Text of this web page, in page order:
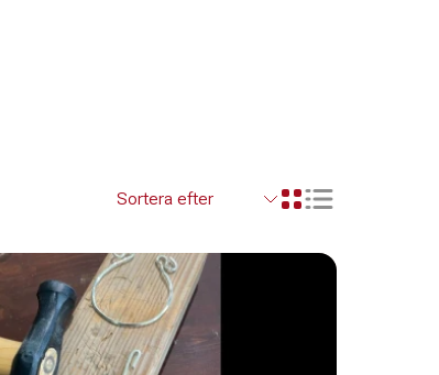
Visa resultaten i ett
Visa resultaten